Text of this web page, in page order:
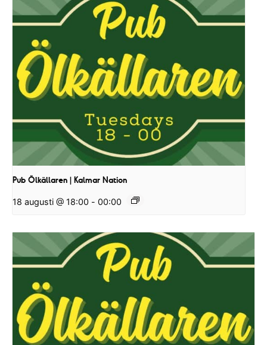
Pub Ölkällaren | Kalmar Nation
18 augusti @ 18:00 - 00:00